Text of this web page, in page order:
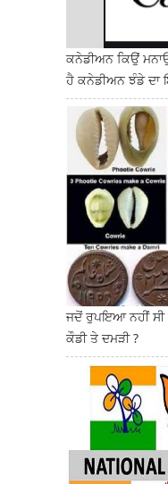
ਕਨੇਡੀਅਨ ਕਿਉਂ
ਹੈ ਕਨੇਡੀਅਨ ਝੰਡੇ ਦਾ
ਜਦੋਂ ਰੁਪਇਆ ਨਹੀਂ ਸੀ
ਕੌਡੀ ਤੇ ਦਮੜੀ ?